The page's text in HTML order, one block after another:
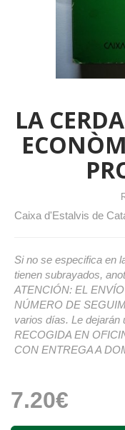
LA
Caixa d'Estalvis de
Si no se especifica en
tienen subrayados,
ATENCIÓN: EL
NÚMERO DE
varios días. Le dejarán
RECOGIDA EN
CON ENTREGA A
7.20€